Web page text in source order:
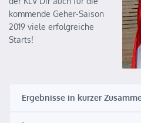
kommende Geher-Saison
2019 viele erfolgreiche
Starts!
Ergebnisse in kurzer